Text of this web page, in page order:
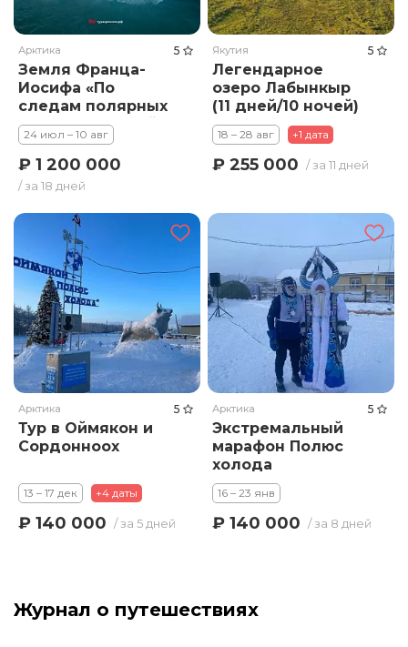
Арктика 5
Земля Франца-
Иосифа «По
следам полярных
исследователей»
24 июл – 10 авг
₽ 1 200 000
/ за 18 дней
Якутия 5
Легендарное
озеро Лабынкыр
(11 дней/10 ночей)
18 – 28 авг +1 дата
₽ 255 000 / за 11 дней
Арктика 5
Тур в Оймякон и
Сордонноох
13 – 17 дек +4 даты
₽ 140 000 / за 5 дней
Арктика 5
Экстремальный
марафон Полюс
холода
16 – 23 янв
₽ 140 000 / за 8 дней
Журнал о путешествиях